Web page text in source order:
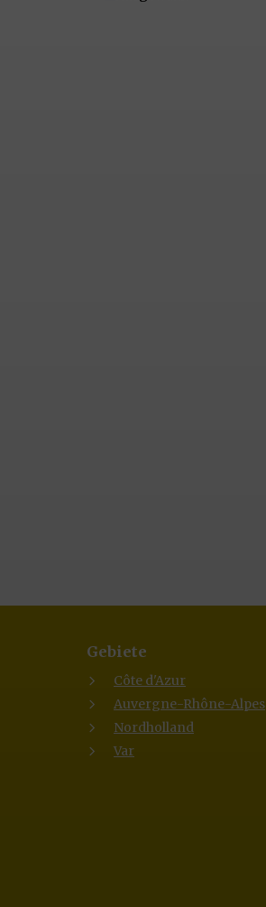
Gebiete
Côte d'Azur
Auvergne-Rhône-Alpes
Nordholland
Var